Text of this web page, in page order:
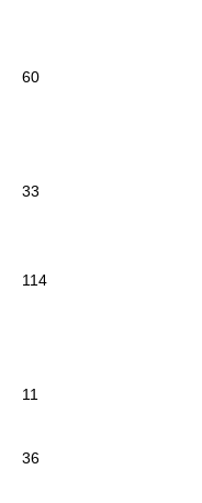
60
33
114
11
36